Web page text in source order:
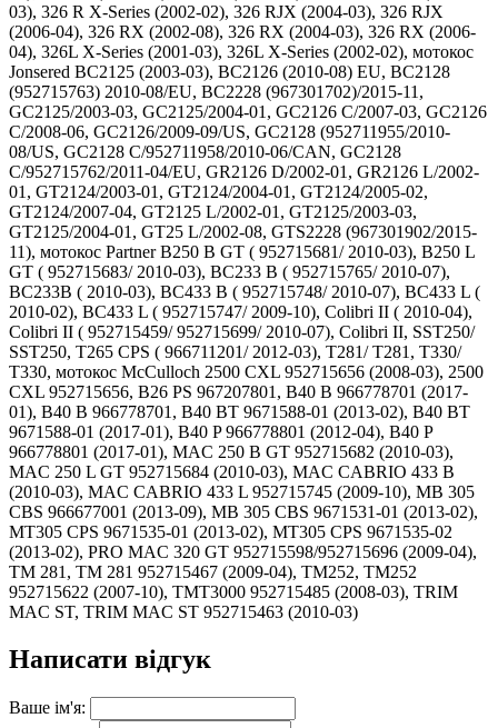
03), 326 R X-Series (2002-02), 326 RJX (2004-03), 326 RJX
(2006-04), 326 RX (2002-08), 326 RX (2004-03), 326 RX (2006-
04), 326L X-Series (2001-03), 326L X-Series (2002-02), мотокос
Jonsered BC2125 (2003-03), BC2126 (2010-08) EU, BC2128
(952715763) 2010-08/EU, BC2228 (967301702)/2015-11,
GC2125/2003-03, GC2125/2004-01, GC2126 C/2007-03, GC2126
C/2008-06, GC2126/2009-09/US, GC2128 (952711955/2010-
08/US, GC2128 C/952711958/2010-06/CAN, GC2128
C/952715762/2011-04/EU, GR2126 D/2002-01, GR2126 L/2002-
01, GT2124/2003-01, GT2124/2004-01, GT2124/2005-02,
GT2124/2007-04, GT2125 L/2002-01, GT2125/2003-03,
GT2125/2004-01, GT25 L/2002-08, GTS2228 (967301902/2015-
11), мотокос Partner B250 B GT ( 952715681/ 2010-03), B250 L
GT ( 952715683/ 2010-03), BC233 B ( 952715765/ 2010-07),
BC233B ( 2010-03), BC433 B ( 952715748/ 2010-07), BC433 L (
2010-02), BC433 L ( 952715747/ 2009-10), Colibri II ( 2010-04),
Colibri II ( 952715459/ 952715699/ 2010-07), Colibri II, SST250/
SST250, T265 CPS ( 966711201/ 2012-03), T281/ T281, T330/
T330, мотокос McCulloch 2500 CXL 952715656 (2008-03), 2500
CXL 952715656, B26 PS 967207801, B40 B 966778701 (2017-
01), B40 B 966778701, B40 BT 9671588-01 (2013-02), B40 BT
9671588-01 (2017-01), B40 P 966778801 (2012-04), B40 P
966778801 (2017-01), MAC 250 B GT 952715682 (2010-03),
MAC 250 L GT 952715684 (2010-03), MAC CABRIO 433 B
(2010-03), MAC CABRIO 433 L 952715745 (2009-10), MB 305
CBS 966677001 (2013-09), MB 305 CBS 9671531-01 (2013-02),
MT305 CPS 9671535-01 (2013-02), MT305 CPS 9671535-02
(2013-02), PRO MAC 320 GT 952715598/952715696 (2009-04),
TM 281, TM 281 952715467 (2009-04), TM252, TM252
952715622 (2007-10), TMT3000 952715485 (2008-03), TRIM
MAC ST, TRIM MAC ST 952715463 (2010-03)
Написати відгук
Ваше ім'я: